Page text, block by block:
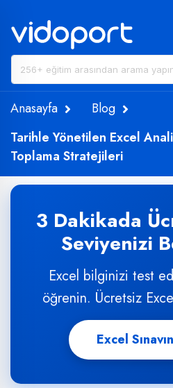
Anasayfa
Blog
Tarihle Yönetilen Excel
Toplama Stratejileri
3 Dakikada
Seviyenizi
Excel bilginizi test
öğrenin. Ücretsiz Excel
Excel